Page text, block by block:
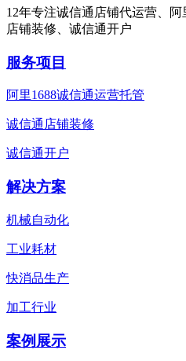
12年专注诚信通店铺代运营、
店铺装修、诚信通开户
服务项目
阿里1688诚信通运营托管
诚信通店铺装修
诚信通开户
解决方案
机械自动化
工业耗材
快消品生产
加工行业
案例展示